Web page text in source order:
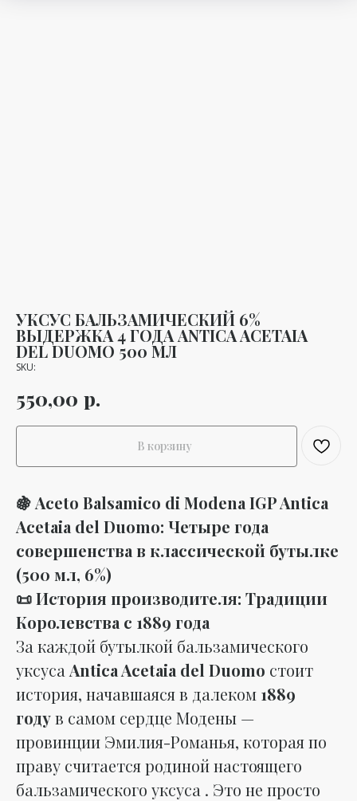
УКСУС БАЛЬЗАМИЧЕСКИЙ 6%
ВЫДЕРЖКА 4 ГОДА ANTICA ACETAIA
DEL DUOMO 500 МЛ
SKU:
550,00 р.
В корзину
🍇 Aceto Balsamico di Modena IGP Antica
Acetaia del Duomo: Четыре года
совершенства в классической бутылке
(500 мл, 6%)
📜 История производителя: Традиции
Королевства с 1889 года
За каждой бутылкой бальзамического
уксуса Antica Acetaia del Duomo стоит
история, начавшаяся в далеком 1889
годув самом сердце Модены —
провинции Эмилия-Романья, которая по
праву считается родиной настоящего
бальзамического уксуса . Это не просто